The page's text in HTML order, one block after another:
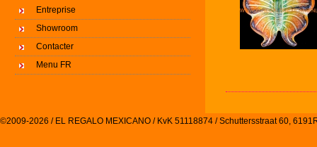
Entreprise
Showroom
Contacter
Menu FR
©2009-2026 / EL REGALO MEXICANO / KvK 51118874 / Schuttersstraat 60,